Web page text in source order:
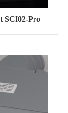
SCI02-Pro